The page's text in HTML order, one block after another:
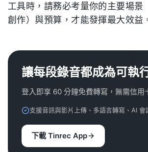
工具時，請務必考量你的主要場景
創作）與預算，才能發揮最大效益
讓每段錄音都成為可執
登入即享 60 分鐘免費轉寫，無需信用
支援音訊與影片上傳、多語言轉寫、AI 會
下載 Tinrec App